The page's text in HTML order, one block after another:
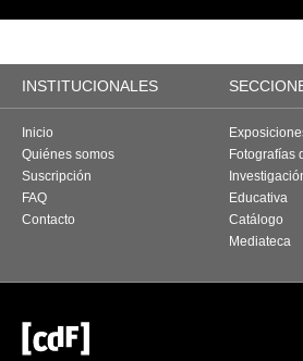
INSTITUCIONALES
Inicio
Quiénes somos
Suscripción
FAQ
Contacto
Fotografías
Educativa
Catálogo
Mediateca